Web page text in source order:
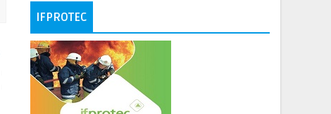
IFPROTEC